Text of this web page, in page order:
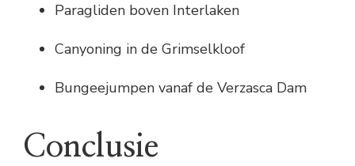
Paragliden boven Interlaken
Canyoning in de Grimselkloof
Bungeejumpen vanaf de Verzasca Dam
Conclusie